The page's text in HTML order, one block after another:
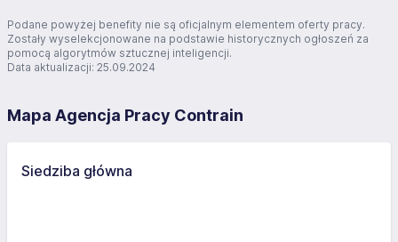
Podane powyżej benefity nie są oficjalnym elementem oferty pracy.
Zostały wyselekcjonowane na podstawie historycznych ogłoszeń za
pomocą algorytmów sztucznej inteligencji.
Data aktualizacji: 25.09.2024
Mapa Agencja Pracy Contrain
Siedziba główna